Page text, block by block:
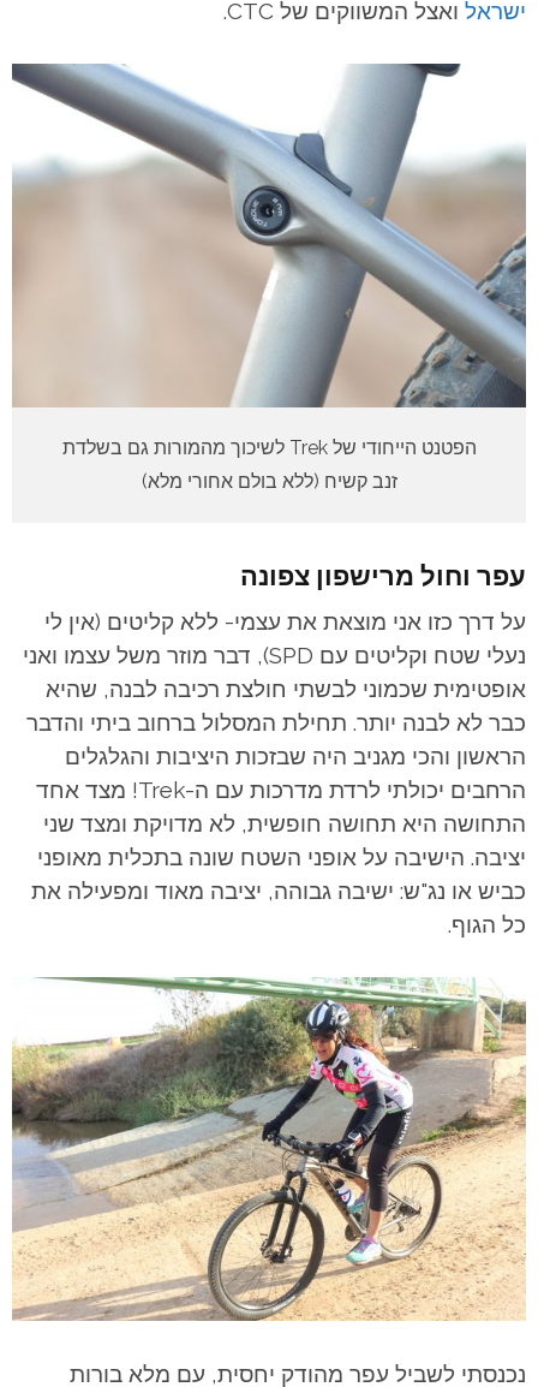
ישראל ואצל המשווקים של CTC.
הפטנט הייחודי של Trek לשיכוך מהמורות גם בשלדת
זנב קשיח (ללא בולם אחורי מלא)
עפר וחול מרישפון צפונה
על דרך כזו אני מוצאת את עצמי- ללא קליטים (אין לי
נעלי שטח וקליטים עם SPD), דבר מוזר משל עצמו ואני
אופטימית שכמוני לבשתי חולצת רכיבה לבנה, שהיא
כבר לא לבנה יותר. תחילת המסלול ברחוב ביתי והדבר
הראשון והכי מגניב היה שבזכות היציבות והגלגלים
הרחבים יכולתי לרדת מדרכות עם ה-Trek! מצד אחד
התחושה היא תחושה חופשית, לא מדויקת ומצד שני
יציבה. הישיבה על אופני השטח שונה בתכלית מאופני
כביש או נג"ש: ישיבה גבוהה, יציבה מאוד ומפעילה את
כל הגוף.
נכנסתי לשביל עפר מהודק יחסית, עם מלא בורות